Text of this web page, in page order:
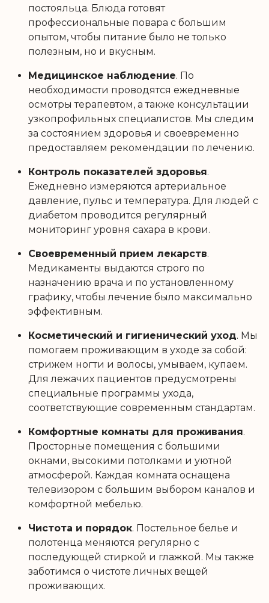
постояльца. Блюда готовят
профессиональные повара с большим
опытом, чтобы питание было не только
полезным, но и вкусным.
Медицинское наблюдение. По
необходимости проводятся ежедневные
осмотры терапевтом, а также консультации
узкопрофильных специалистов. Мы следим
за состоянием здоровья и своевременно
предоставляем рекомендации по лечению.
Контроль показателей здоровья.
Ежедневно измеряются артериальное
давление, пульс и температура. Для людей с
диабетом проводится регулярный
мониторинг уровня сахара в крови.
Своевременный прием лекарств.
Медикаменты выдаются строго по
назначению врача и по установленному
графику, чтобы лечение было максимально
эффективным.
Косметический и гигиенический уход. Мы
помогаем проживающим в уходе за собой:
стрижем ногти и волосы, умываем, купаем.
Для лежачих пациентов предусмотрены
специальные программы ухода,
соответствующие современным стандартам.
Комфортные комнаты для проживания.
Просторные помещения с большими
окнами, высокими потолками и уютной
атмосферой. Каждая комната оснащена
телевизором с большим выбором каналов и
комфортной мебелью.
Чистота и порядок. Постельное белье и
полотенца меняются регулярно с
последующей стиркой и глажкой. Мы также
заботимся о чистоте личных вещей
проживающих.